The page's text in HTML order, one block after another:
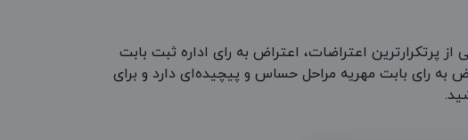
پرتکرارترین اعتراضات، اعتراض به رای اداره ثبت بابت
به رای بابت مهریه مراحل حساس و پیچیده‌ای دارد و برای